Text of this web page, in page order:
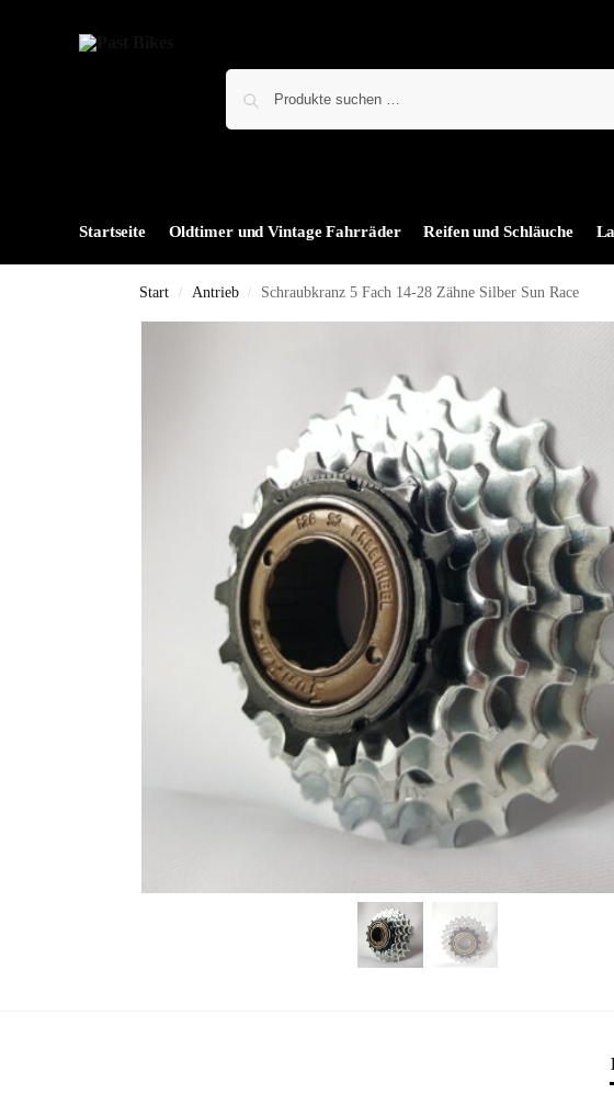
Startseite Oldtimer und Vintage Fahrräder Reifen und Schläuche
Start / Antrieb / Schraubkranz 5 Fach 14-28 Zähne Silber Sun Race